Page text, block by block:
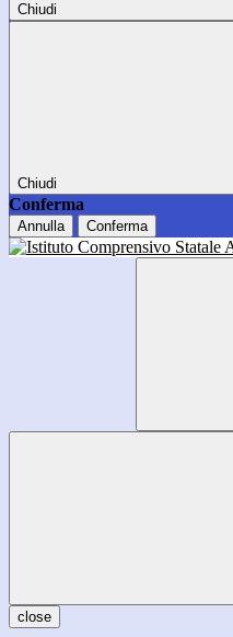
Chiudi
Chiudi
Conferma
Annulla Conferma
close